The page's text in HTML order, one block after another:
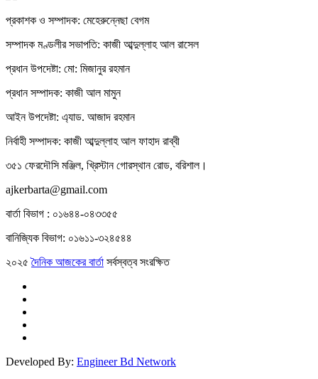
প্রকাশক ও সম্পাদক: মেহেরুন্নেছা বেগম
সম্পাদক মণ্ডলীর সভাপতি: কাজী আব্দুল্লাহ আল রাসেল
প্রধান উপদেষ্টা: মো: মিজানুর রহমান
প্রধান সম্পাদক: কাজী আল মামুন
আইন উপদেষ্টা: এ্যাড. আজাদ রহমান
নির্বাহী সম্পাদক: কাজী আব্দুল্লাহ আল ফাহাদ রাব্বী
৩৫১ ফেরদৌসি মঞ্জিল, খ্রিস্টান গোরস্থান রোড, বরিশাল।
ajkerbarta@gmail.com
বার্তা বিভাগ : ০১৬৪৪-০৪৩৩৫৫
বানিজ্যিক বিভাগ: ০১৬১১-৩২৪৫৪৪
২০২৫দৈনিক আজকের বার্তা সর্বস্বত্ব সংরক্ষিত
Developed By: Engineer Bd Network